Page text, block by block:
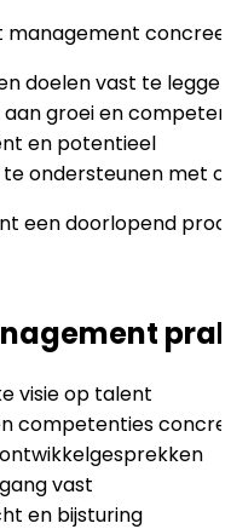
management
doelen vast te leggen
groei en
en potentieel
te ondersteunen met
een doorlopend
visie op talent
competenties
vast
en bijsturing